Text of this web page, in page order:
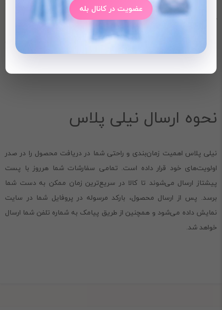
مستقیم آفتاب خودداری شود. در جای خشک و خنک نگهداری شود و
هنگام اتو کردن از حرارت کم و پارچه محافظ استفاده شود.
3.اگر به دنبال استایلی خاص و منحصربه‌فرد هستید، این پلیور می‌تواند
انتخابی ایده‌آل باشد.
نحوه ارسال نیلی پلاس
نیلی پلاس اهمیت زمان‌بندی و راحتی شما در دریافت محصول را در صدر
اولویت‌های خود قرار داده است. تمامی سفارشات شما هرروز با پست
پیشتاز ارسال می‌شوند تا کالا در سریع‌ترین زمان ممکن به دست شما
برسد. پس از ارسال محصول، بارکد مرسوله در پروفایل شما در سایت
نمایش داده می‌شود و همچنین از طریق پیامک به شماره تلفن شما ارسال
خواهد شد.
عضویت در کانال بله